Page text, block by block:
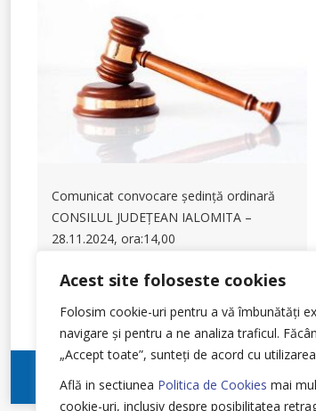
Acest site foloseste cookies
Folosim cookie-uri pentru a vă îmbunătăți
navigare și pentru a ne analiza traficul.
„Accept toate”, sunteți de acord cu
Află in sectiunea Politica de Cookies mai
cookie-uri, inclusiv despre posibilitatea
Comunicat convocare ședință ordinară
CONSILUL JUDEȚEAN IALOMITA –
28.11.2024, ora:14,00